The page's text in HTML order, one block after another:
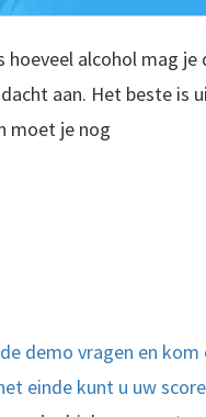
alcohol mag je
aan. Het beste is
moet je nog
demo vragen en
einde kunt u uw